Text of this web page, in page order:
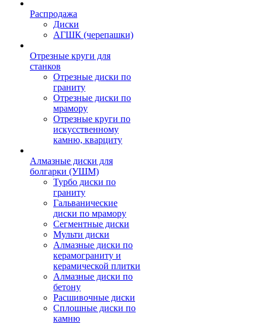
Распродажа
Диски
АГШК (черепашки)
Отрезные круги для
станков
Отрезные диски по
граниту
Отрезные диски по
мрамору
Отрезные круги по
искусственному
камню, кварциту
Алмазные диски для
болгарки (УШМ)
Турбо диски по
граниту
Гальванические
диски по мрамору
Сегментные диски
Мульти диски
Алмазные диски по
керамограниту и
керамической плитки
Алмазные диски по
бетону
Расшивочные диски
Сплошные диски по
камню